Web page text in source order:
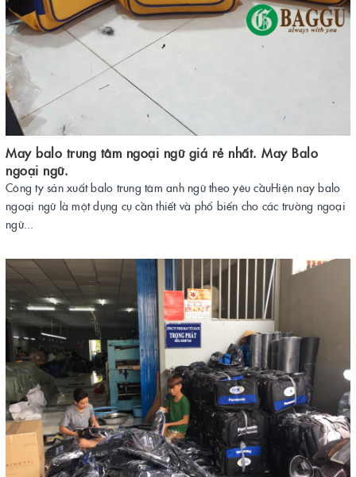
May balo trung tâm ngoại ngữ giá rẻ nhất. May Balo
ngoại ngữ.
Công ty sản xuất balo trung tâm anh ngữ theo yêu cầuHiện nay balo
ngoại ngữ là một dụng cụ cần thiết và phổ biến cho các trường ngoại
ngữ...